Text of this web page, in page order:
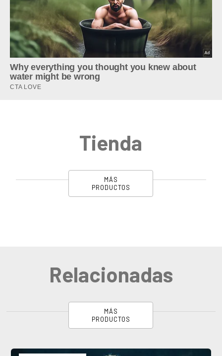
Tienda
MÁS
PRODUCTOS
Relacionadas
MÁS
PRODUCTOS